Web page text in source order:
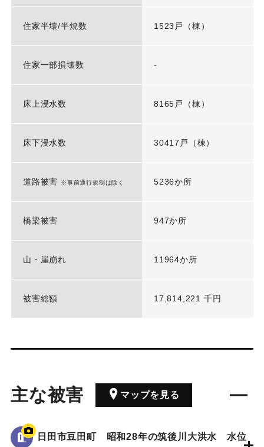
住家半壊/半焼数 1523戸（棟）
住家一部損壊数 -
床上浸水数 8165戸（棟）
床下浸水数 30417戸（棟）
道路被害 ※事前通行規制は除く 5236か所
橋梁被害 947か所
山・崖崩れ 11964か所
被害総額 17,814,221 千円
主な被害 マップを見る
日田市豆田町 昭和28年の筑後川大洪水 水位